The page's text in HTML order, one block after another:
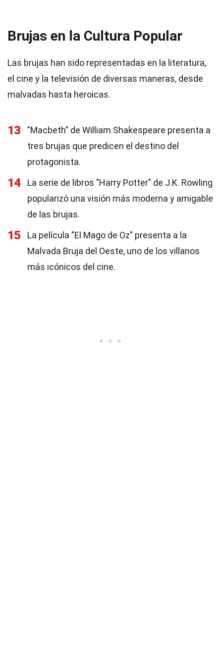
Brujas en la Cultura Popular
Las brujas han sido representadas en la literatura,
el cine y la televisión de diversas maneras, desde
malvadas hasta heroicas.
13
"Macbeth" de William Shakespeare presenta a
tres brujas que predicen el destino del
protagonista.
14
La serie de libros "Harry Potter" de J.K. Rowling
popularizó una visión más moderna y amigable
de las brujas.
15
La película "El Mago de Oz" presenta a la
Malvada Bruja del Oeste, uno de los villanos
más icónicos del cine.